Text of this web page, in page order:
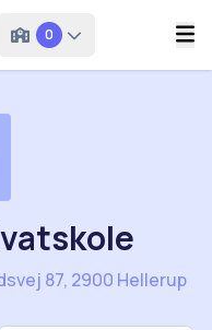
0
87, 2900 Hellerup